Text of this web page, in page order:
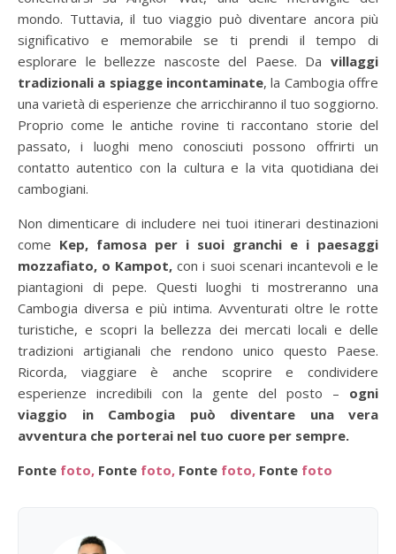
mondo. Tuttavia, il tuo viaggio può diventare ancora più
significativo e memorabile se ti prendi il tempo di
esplorare le bellezze nascoste del Paese. Da villaggi
tradizionali a spiagge incontaminate, la Cambogia offre
una varietà di esperienze che arricchiranno il tuo soggiorno.
Proprio come le antiche rovine ti raccontano storie del
passato, i luoghi meno conosciuti possono offrirti un
contatto autentico con la cultura e la vita quotidiana dei
cambogiani.
Non dimenticare di includere nei tuoi itinerari destinazioni
come Kep, famosa per i suoi granchi e i paesaggi
mozzafiato, o Kampot, con i suoi scenari incantevoli e le
piantagioni di pepe. Questi luoghi ti mostreranno una
Cambogia diversa e più intima. Avventurati oltre le rotte
turistiche, e scopri la bellezza dei mercati locali e delle
tradizioni artigianali che rendono unico questo Paese.
Ricorda, viaggiare è anche scoprire e condividere
esperienze incredibili con la gente del posto – ogni
viaggio in Cambogia può diventare una vera
avventura che porterai nel tuo cuore per sempre.
Fonte foto, Fonte foto, Fonte foto, Fonte foto